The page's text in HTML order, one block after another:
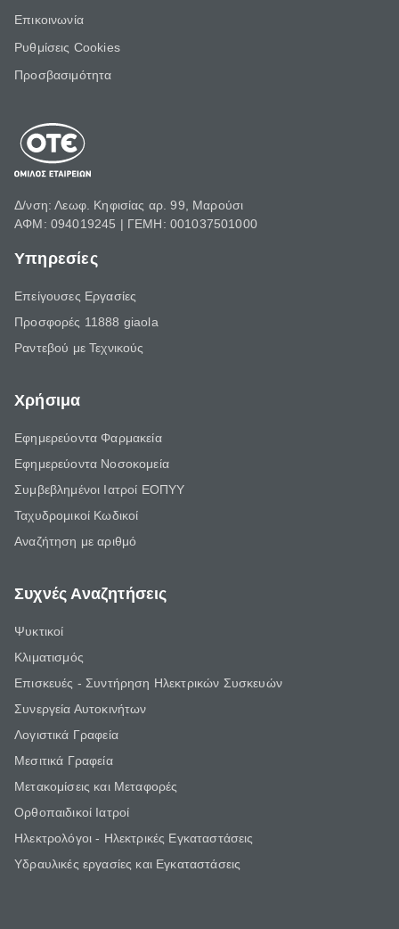
Επικοινωνία
Ρυθμίσεις Cookies
Προσβασιμότητα
Δ/νση: Λεωφ. Κηφισίας αρ. 99, Μαρούσι
ΑΦΜ: 094019245 | ΓΕΜΗ: 001037501000
Υπηρεσίες
Επείγουσες Εργασίες
Προσφορές 11888 giaola
Ραντεβού με Τεχνικούς
Χρήσιμα
Εφημερεύοντα Φαρμακεία
Εφημερεύοντα Νοσοκομεία
Συμβεβλημένοι Ιατροί ΕΟΠΥΥ
Ταχυδρομικοί Κωδικοί
Αναζήτηση με αριθμό
Συχνές Αναζητήσεις
Ψυκτικοί
Κλιματισμός
Επισκευές - Συντήρηση Ηλεκτρικών Συσκευών
Συνεργεία Αυτοκινήτων
Λογιστικά Γραφεία
Μεσιτικά Γραφεία
Μετακομίσεις και Μεταφορές
Ορθοπαιδικοί Ιατροί
Ηλεκτρολόγοι - Ηλεκτρικές Εγκαταστάσεις
Υδραυλικές εργασίες και Εγκαταστάσεις